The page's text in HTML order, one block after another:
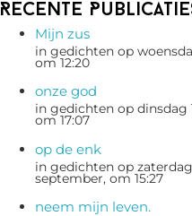
Recente
Mijn zus
in gedichten op
om 12:20
onze god
in gedichten op dinsdag
om 17:07
op de enk
in gedichten op
september, om 15:27
neem mijn leven.